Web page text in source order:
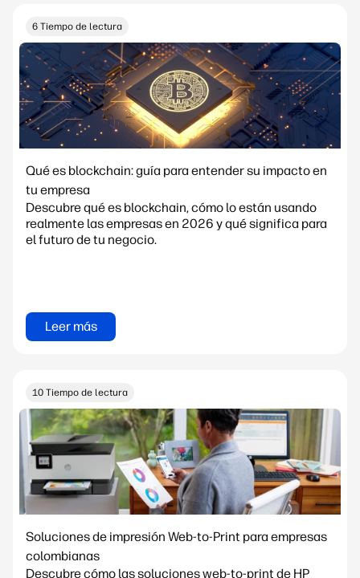
6 Tiempo de lectura
Qué es blockchain: guía para entender su impacto en
tu empresa
Descubre qué es blockchain, cómo lo están usando
realmente las empresas en 2026 y qué significa para
el futuro de tu negocio.
Leer más
10 Tiempo de lectura
Soluciones de impresión Web-to-Print para empresas
colombianas
Descubre cómo las soluciones web-to-print de HP